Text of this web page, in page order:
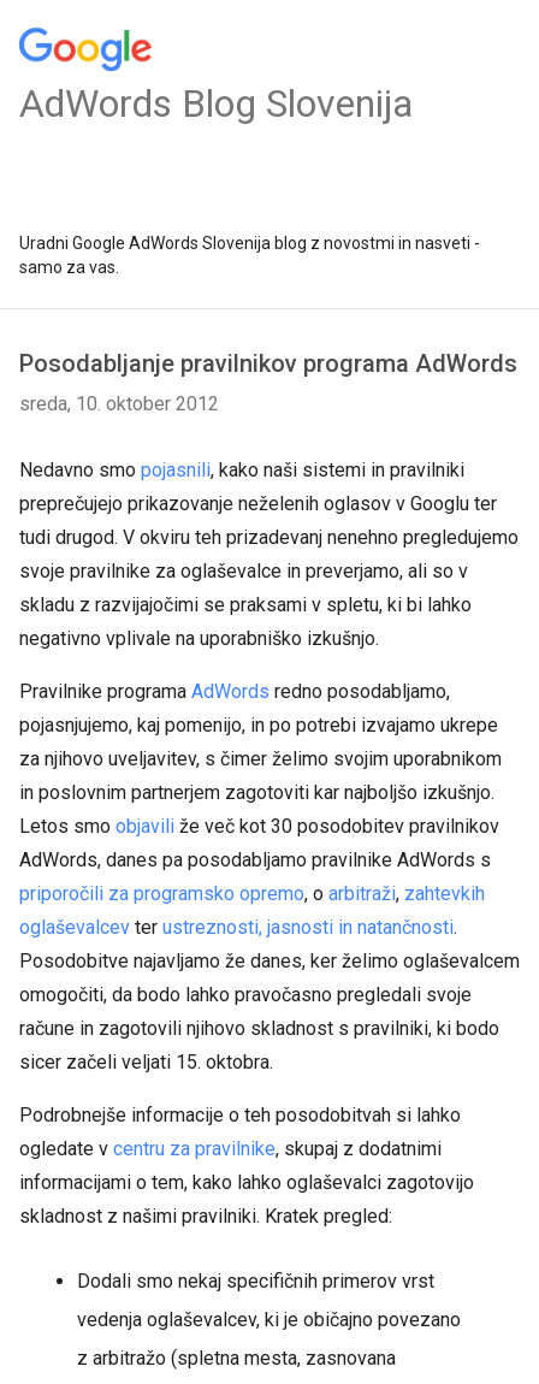
AdWords Blog Slovenija
Uradni Google AdWords Slovenija blog z novostmi in nasveti -
samo za vas.
Posodabljanje pravilnikov programa AdWords
sreda, 10. oktober 2012
Nedavno smo pojasnili, kako naši sistemi in pravilniki
preprečujejo prikazovanje neželenih oglasov v Googlu ter
tudi drugod. V okviru teh prizadevanj nenehno pregledujemo
svoje pravilnike za oglaševalce in preverjamo, ali so v
skladu z razvijajočimi se praksami v spletu, ki bi lahko
negativno vplivale na uporabniško izkušnjo.
Pravilnike programa AdWords redno posodabljamo,
pojasnjujemo, kaj pomenijo, in po potrebi izvajamo ukrepe
za njihovo uveljavitev, s čimer želimo svojim uporabnikom
in poslovnim partnerjem zagotoviti kar najboljšo izkušnjo.
Letos smo objavili že več kot 30 posodobitev pravilnikov
AdWords, danes pa posodabljamo pravilnike AdWords s
priporočili za programsko opremo, o arbitraži, zahtevkih
oglaševalcev ter ustreznosti, jasnosti in natančnosti.
Posodobitve najavljamo že danes, ker želimo oglaševalcem
omogočiti, da bodo lahko pravočasno pregledali svoje
račune in zagotovili njihovo skladnost s pravilniki, ki bodo
sicer začeli veljati 15. oktobra.
Podrobnejše informacije o teh posodobitvah si lahko
ogledate v centru za pravilnike, skupaj z dodatnimi
informacijami o tem, kako lahko oglaševalci zagotovijo
skladnost z našimi pravilniki. Kratek pregled:
Dodali smo nekaj specifičnih primerov vrst
vedenja oglaševalcev, ki je običajno povezano
z arbitražo (spletna mesta, zasnovana